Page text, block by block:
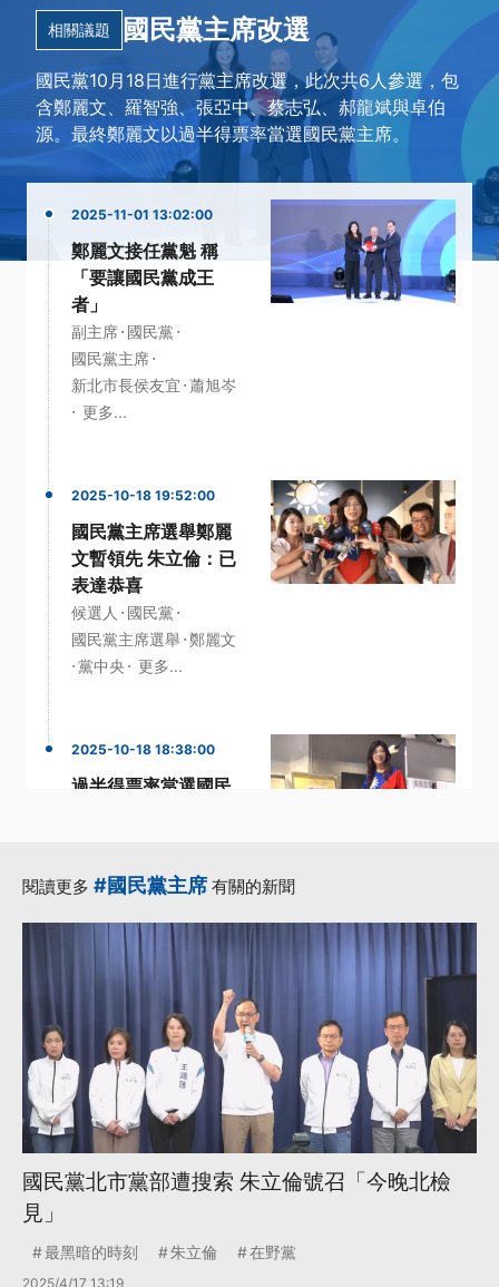
相關議題 國民黨主席改選
國民黨10月18日進行黨主席改選，此次共6人參選，包
含鄭麗文、羅智強、張亞中、蔡志弘、郝龍斌與卓伯
源。最終鄭麗文以過半得票率當選國民黨主席。
2025-11-01 13:02:00
鄭麗文接任黨魁 稱
「要讓國民黨成王
者」
副主席· 國民黨 ·
國民黨主席·
新北市長侯友宜 ·蕭旭岑
· 更多...
2025-10-18 19:52:00
國民黨主席選舉鄭麗
文暫領先 朱立倫：已
表達恭喜
候選人 · 國民黨 ·
國民黨主席選舉 ·鄭麗文
·黨中央 · 更多...
2025-10-18 18:38:00
過半得票率當選國民
國民黨主席·得票率
鄭麗文·更多...
閱讀更多 #國民黨主席 有關的新聞
國民黨北市黨部遭搜索 朱立倫號召「今晚北檢
見」
最黑暗的時刻 朱立倫 在野黨
2025/4/17 13:19